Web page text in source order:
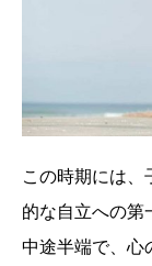
この時期には、
的な自立への第
中途半端で、心